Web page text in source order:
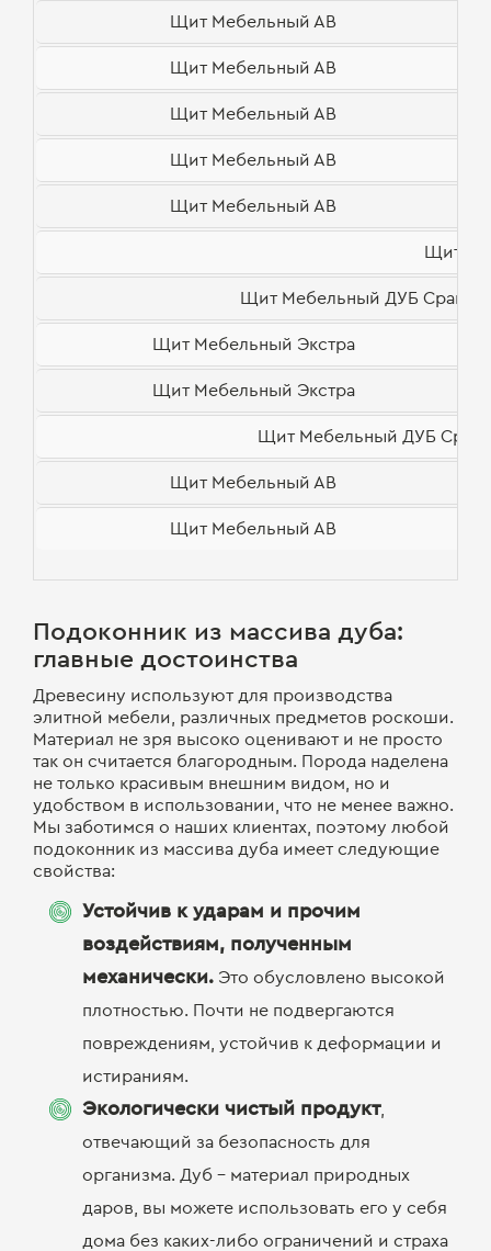
Щит Мебельный АВ
Щит Мебельный АВ
Щит Мебельный АВ
Щит Мебельный АВ
Щит Мебельный АВ
Щит
Щит Мебельный ДУБ
Щит Мебельный Экстра
Щит Мебельный Экстра
Щит Мебельный ДУБ
Щит Мебельный АВ
Щит Мебельный АВ
Подоконник из массива дуба:
главные достоинства
Древесину используют для производства
элитной мебели, различных предметов роскоши.
Материал не зря высоко оценивают и не просто
так он считается благородным. Порода наделена
не только красивым внешним видом, но и
удобством в использовании, что не менее важно.
Мы заботимся о наших клиентах, поэтому любой
подоконник из массива дуба имеет следующие
свойства:
Устойчив к ударам и прочим
воздействиям, полученным
механически. Это обусловлено высокой
плотностью. Почти не подвергаются
повреждениям, устойчив к деформации и
истираниям.
Экологически чистый продукт,
отвечающий за безопасность для
организма. Дуб – материал природных
даров, вы можете использовать его у себя
дома без каких-либо ограничений и страха